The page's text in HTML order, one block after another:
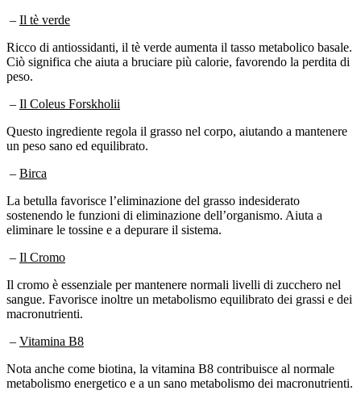
– Il tè verde
Ricco di antiossidanti, il tè verde aumenta il tasso metabolico basale.
Ciò significa che aiuta a bruciare più calorie, favorendo la perdita di
peso.
– Il Coleus Forskholii
Questo ingrediente regola il grasso nel corpo, aiutando a mantenere
un peso sano ed equilibrato.
– Birca
La betulla favorisce l’eliminazione del grasso indesiderato
sostenendo le funzioni di eliminazione dell’organismo. Aiuta a
eliminare le tossine e a depurare il sistema.
– Il Cromo
Il cromo è essenziale per mantenere normali livelli di zucchero nel
sangue. Favorisce inoltre un metabolismo equilibrato dei grassi e dei
macronutrienti.
– Vitamina B8
Nota anche come biotina, la vitamina B8 contribuisce al normale
metabolismo energetico e a un sano metabolismo dei macronutrienti.